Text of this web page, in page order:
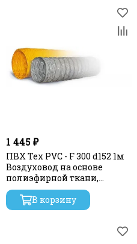
1 445 ₽
ПВХ Tex PVC - F 300 d152 1м
Воздуховод на основе
полиэфирной ткани,
пропитанной
В корзину